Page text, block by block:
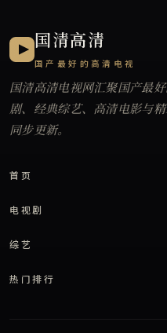
国清高清
国产最好的高清电视
国清高清电视网汇聚国产最
剧、经典综艺、高清电影与
同步更新。
首页
电视剧
综艺
热门排行